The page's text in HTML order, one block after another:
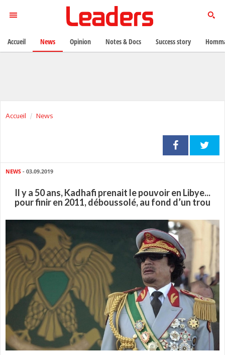
Accueil News
NEWS - 03.09.2019
Il y a 50 ans, Kadhafi prenait le pouvoir en Libye...
pour finir en 2011, déboussolé, au fond d’un trou
Accueil News Opinion Notes & Docs Success story